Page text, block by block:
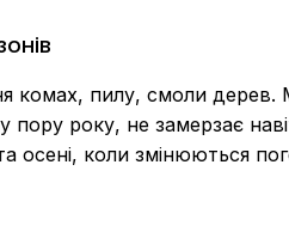
комах, пилу, смоли дерев.
пору року, не замерзає
осені, коли змінюються